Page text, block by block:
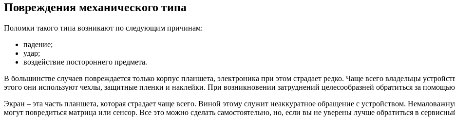
Повреждения механического типа
Поломки такого типа возникают по следующим причинам:
падение;
удар;
воздействие постороннего предмета.
В большинстве случаев повреждается только корпус планшета, электроника при этом страдает редко. Чаще всего владельцы
этого они используют чехлы, защитные пленки и наклейки. При возникновении затруднений целесообразней обратиться за
Экран – эта часть планшета, которая страдает чаще всего. Виной этому служит неаккуратное обращение с устройством.
могут повредиться матрица или сенсор. Все это можно сделать самостоятельно, но, если вы не уверены лучше обратиться в